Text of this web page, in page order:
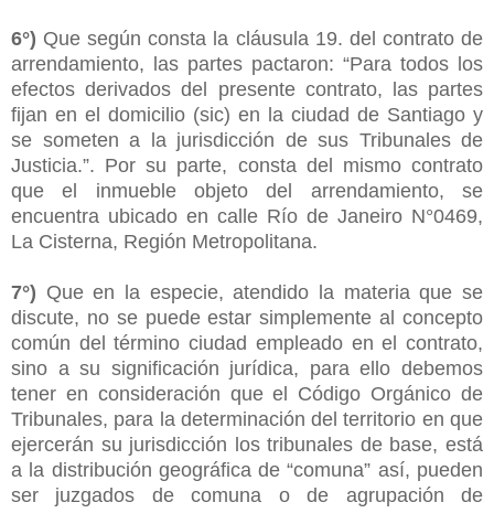
6°) Que según consta la cláusula 19. del contrato de
arrendamiento, las partes pactaron: “Para todos los
efectos derivados del presente contrato, las partes
fijan en el domicilio (sic) en la ciudad de Santiago y
se someten a la jurisdicción de sus Tribunales de
Justicia.”. Por su parte, consta del mismo contrato
que el inmueble objeto del arrendamiento, se
encuentra ubicado en calle Río de Janeiro N°0469,
La Cisterna, Región Metropolitana.
7°) Que en la especie, atendido la materia que se
discute, no se puede estar simplemente al concepto
común del término ciudad empleado en el contrato,
sino a su significación jurídica, para ello debemos
tener en consideración que el Código Orgánico de
Tribunales, para la determinación del territorio en que
ejercerán su jurisdicción los tribunales de base, está
a la distribución geográfica de “comuna” así, pueden
ser juzgados de comuna o de agrupación de